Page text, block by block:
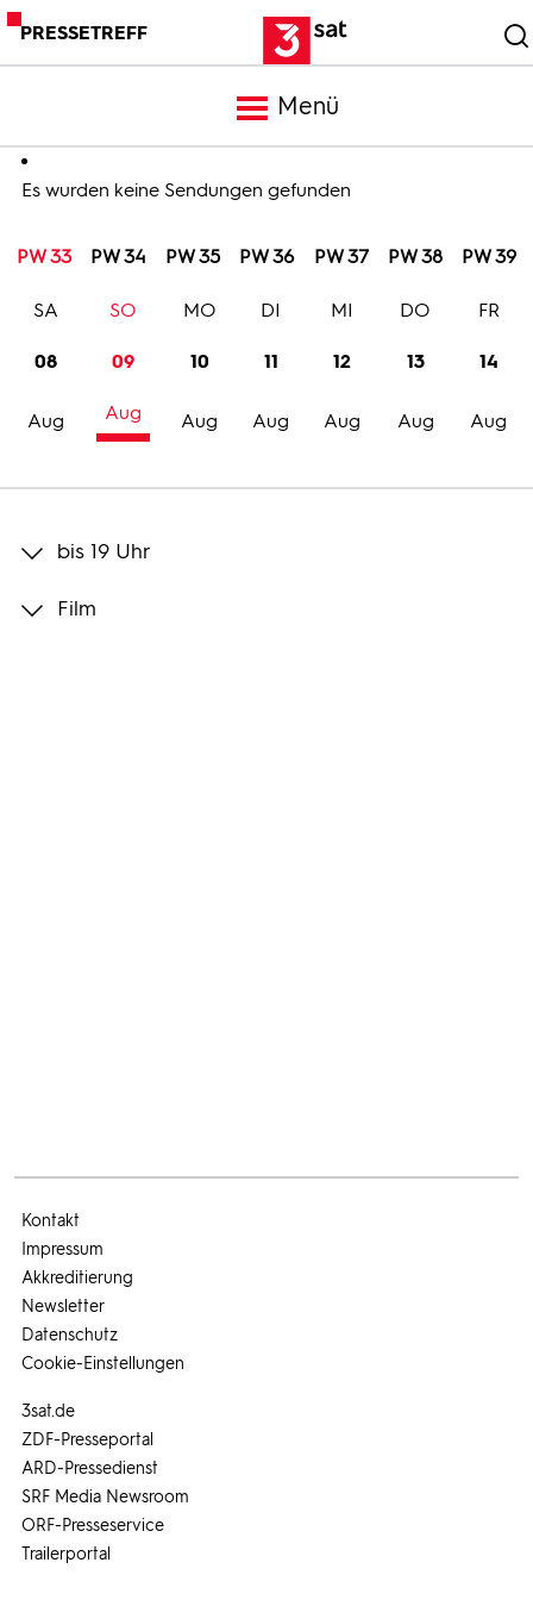
PRESSETREFF
Menü
Meldungen
Programm
Trailer
Bilder
Es wurden keine Sendungen gefunden
PW 33 PW 34 PW 35 PW 36 PW 37 PW 38 PW 39
08
Aug
SA
09
Aug
SO
10
Aug
MO
11
Aug
DI
12
Aug
MI
13
Aug
DO
14
Aug
FR
bis 19 Uhr
Film
3sat.de
ZDF-Presseportal
ARD-Pressedienst
SRF Media Newsroom
ORF-Presseservice
Trailerportal
Kontakt
Impressum
Akkreditierung
Newsletter
Datenschutz
Cookie-Einstellungen